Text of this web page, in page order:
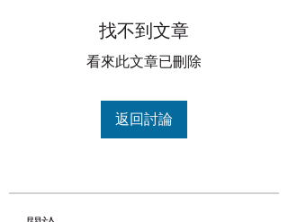
找不到文章
看來此文章已刪除
返回討論